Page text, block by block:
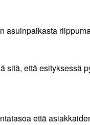
asuinpaikasta
että esityksessä
että